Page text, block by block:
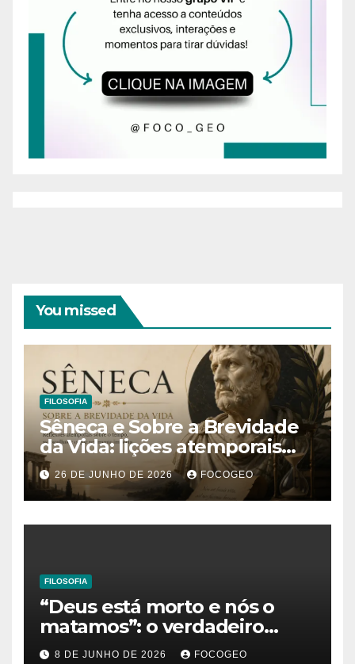
You missed
FILOSOFIA
Sêneca e Sobre a Brevidade
da Vida: lições atemporais
sobre o tempo, a felicidade e
o verdadeiro sentido da
existência
26 DE JUNHO DE 2026 FOCOGEO
FILOSOFIA
“Deus está morto e nós o
matamos”: o verdadeiro
significado da frase de
8 DE JUNHO DE 2026 FOCOGEO